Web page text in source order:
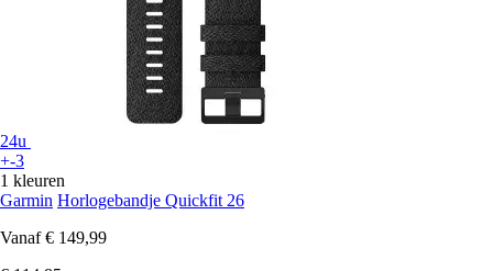
24u
+-3
1 kleuren
Garmin Horlogebandje Quickfit 26
Vanaf € 149,99